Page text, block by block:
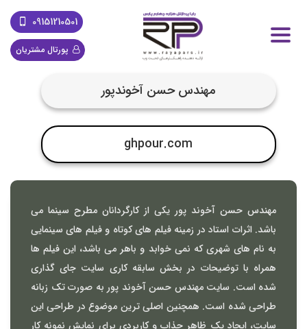
09151210501
پورتال مشتریان
مهندس حسن آخوندپور
ghpour.com
مهندس حسن آخوند پور یکی از کارگردانان مطرح سینما می
باشد. اثرات استاد در زمینه فیلم های کوتاه و فیلم های سینمایی
به نام های شهری که نمی خوابد و باهر می باشد، این فیلم ها
همراه با توضیحات در بخش سابقه کاری سایت جای گذاری
شده است. سایت مهندس حسن آخوند پور به صورت تک زبانه
طراحی شده است. همچنین اصلی ترین موضوع در طراحی این
سایت، ایجاد یک ظاهر جذاب و کاربردی برای نمایش نمونه کار